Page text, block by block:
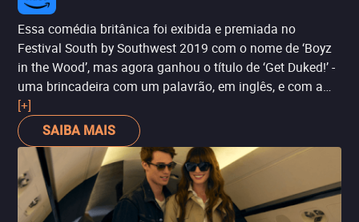
Essa comédia britânica foi exibida e premiada no
Festival South by Southwest 2019 com o nome de ‘Boyz
in the Wood’, mas agora ganhou o título de ‘Get Duked!’ -
uma brincadeira com um palavrão, em inglês, e com a
trama do filme. A história mostra as aventuras de quatro
adolescentes nas Terras Altas da Escócia para
completarem o chamado “Desafio do Duque de
Edimburgo”. Eles precisam fazer um trajeto no meio da
selva e, como se isso já não fosse uma tarefa árdua, eles
ainda precisam fugir de uma dupla de caçadores que
[+]
SAIBA MAIS